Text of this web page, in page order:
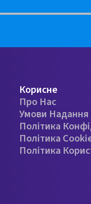
Корисне
Про Нас
Умови Надання
Політика
Політика
Політика